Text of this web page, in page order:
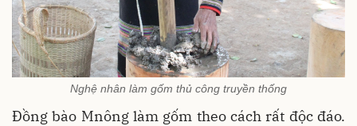
Nghệ nhân làm gốm thủ công truyền thống
Đồng bào Mnông làm gốm theo cách rất độc đáo.